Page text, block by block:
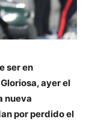
ser en
ayer el
nueva
por perdido el